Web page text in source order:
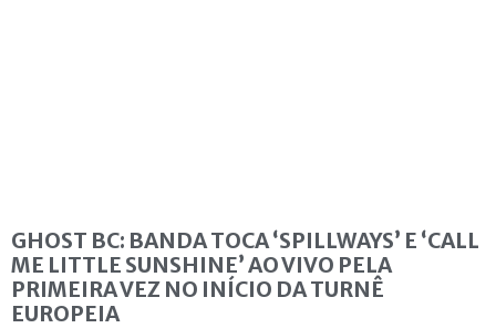
GHOST BC: BANDA TOCA ‘SPILLWAYS’ E ‘CALL
ME LITTLE SUNSHINE’ AO VIVO PELA
PRIMEIRA VEZ NO INÍCIO DA TURNÊ
EUROPEIA